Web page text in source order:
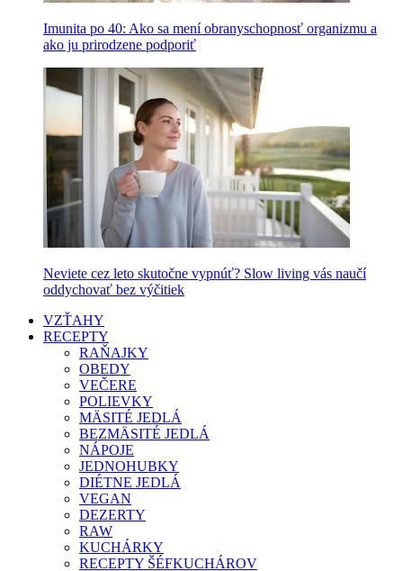
Imunita po 40: Ako sa mení obranyschopnosť organizmu a
ako ju prirodzene podporiť
Neviete cez leto skutočne vypnúť? Slow living vás naučí
oddychovať bez výčitiek
VZŤAHY
RECEPTY
RAŇAJKY
OBEDY
VEČERE
POLIEVKY
MÄSITÉ JEDLÁ
BEZMÄSITÉ JEDLÁ
NÁPOJE
JEDNOHUBKY
DIÉTNE JEDLÁ
VEGAN
DEZERTY
RAW
KUCHÁRKY
RECEPTY ŠÉFKUCHÁROV